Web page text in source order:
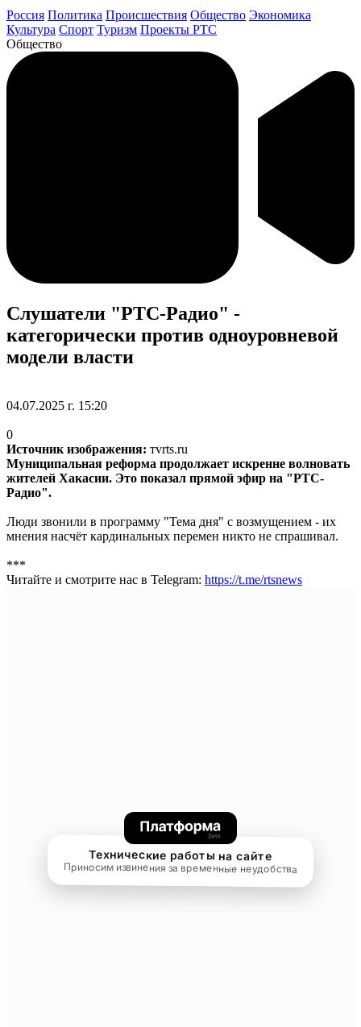
Россия Политика Происшествия Общество Экономика
Культура Спорт Туризм Проекты РТС
Общество
Слушатели "РТС-Радио" -
категорически против одноуровневой
модели власти
04.07.2025 г. 15:20
0
Источник изображения: тvrts.ru
Муниципальная реформа продолжает искренне волновать
жителей Хакасии. Это показал прямой эфир на "РТС-
Радио".
Люди звонили в программу "Тема дня" с возмущением - их
мнения насчёт кардинальных перемен никто не спрашивал.
***
Читайте и смотрите нас в Telegram: https://t.me/rtsnews